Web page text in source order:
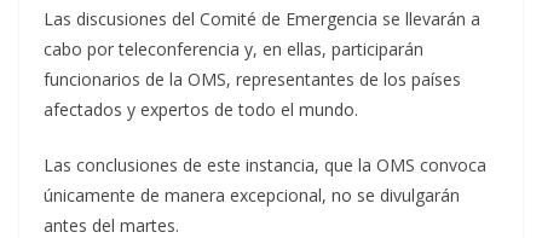
Las discusiones del Comité de Emergencia se llevarán a
cabo por teleconferencia y, en ellas, participarán
funcionarios de la OMS, representantes de los países
afectados y expertos de todo el mundo.
Las conclusiones de este instancia, que la OMS convoca
únicamente de manera excepcional, no se divulgarán
antes del martes.